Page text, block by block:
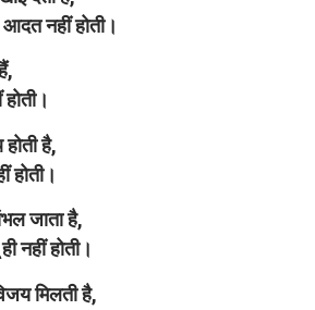
नहीं होती।
होती।
है,
होती।
जाता है,
नहीं होती।
मिलती है,